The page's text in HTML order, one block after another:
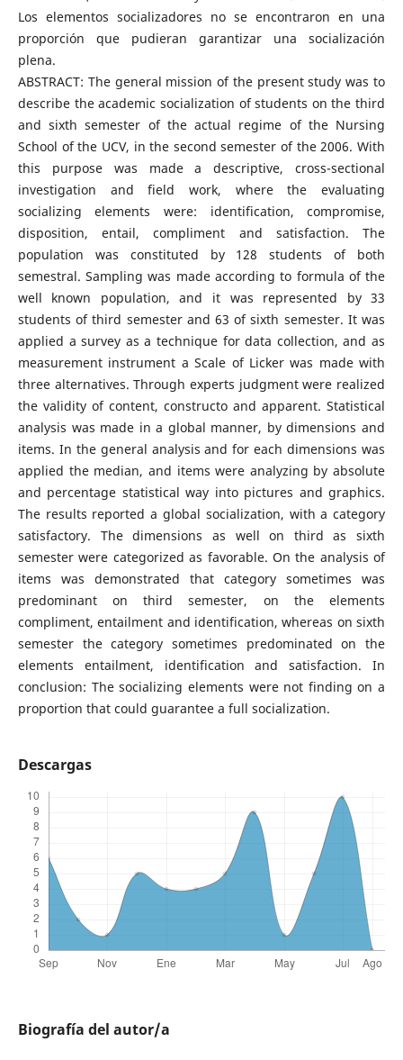
Los elementos socializadores no se encontraron en una
proporción que pudieran garantizar una socialización
plena.
ABSTRACT: The general mission of the present study was to
describe the academic socialization of students on the third
and sixth semester of the actual regime of the Nursing
School of the UCV, in the second semester of the 2006. With
this purpose was made a descriptive, cross-sectional
investigation and field work, where the evaluating
socializing elements were: identification, compromise,
disposition, entail, compliment and satisfaction. The
population was constituted by 128 students of both
semestral. Sampling was made according to formula of the
well known population, and it was represented by 33
students of third semester and 63 of sixth semester. It was
applied a survey as a technique for data collection, and as
measurement instrument a Scale of Licker was made with
three alternatives. Through experts judgment were realized
the validity of content, constructo and apparent. Statistical
analysis was made in a global manner, by dimensions and
items. In the general analysis and for each dimensions was
applied the median, and items were analyzing by absolute
and percentage statistical way into pictures and graphics.
The results reported a global socialization, with a category
satisfactory. The dimensions as well on third as sixth
semester were categorized as favorable. On the analysis of
items was demonstrated that category sometimes was
predominant on third semester, on the elements
compliment, entailment and identification, whereas on sixth
semester the category sometimes predominated on the
elements entailment, identification and satisfaction. In
conclusion: The socializing elements were not finding on a
proportion that could guarantee a full socialization.
Descargas
Biografía del autor/a